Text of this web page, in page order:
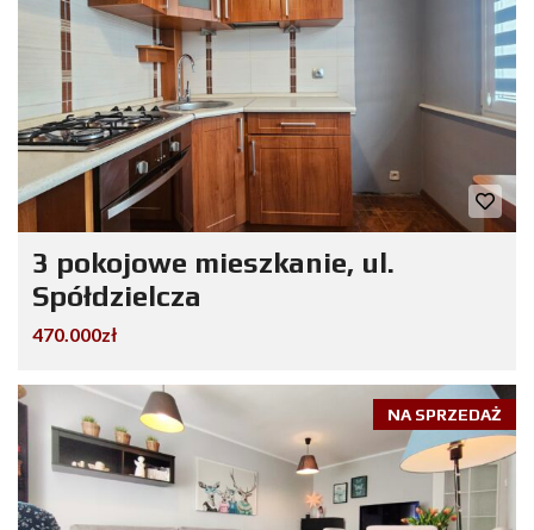
3 pokojowe mieszkanie, ul.
Spółdzielcza
470.000zł
NA SPRZEDAŻ